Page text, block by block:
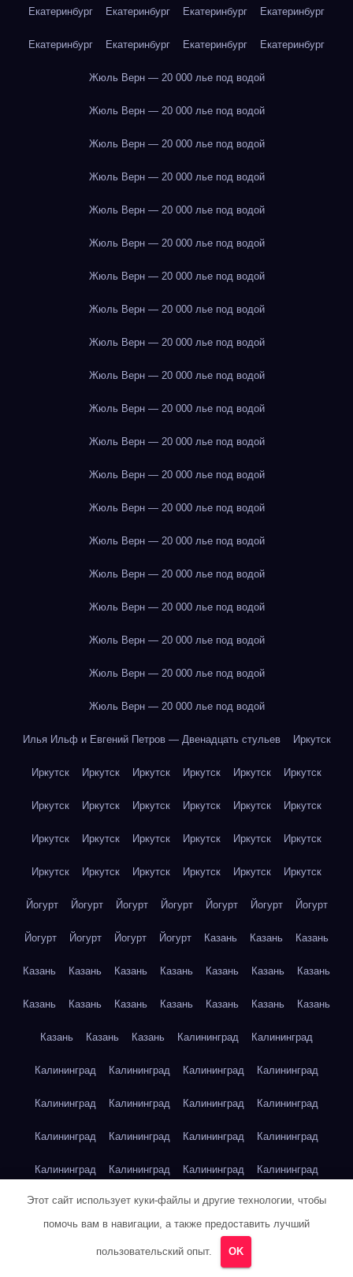
Екатеринбург Екатеринбург Екатеринбург Екатеринбург
Екатеринбург Екатеринбург Екатеринбург Екатеринбург
Жюль Верн — 20 000 лье под водой
Жюль Верн — 20 000 лье под водой
Жюль Верн — 20 000 лье под водой
Жюль Верн — 20 000 лье под водой
Жюль Верн — 20 000 лье под водой
Жюль Верн — 20 000 лье под водой
Жюль Верн — 20 000 лье под водой
Жюль Верн — 20 000 лье под водой
Жюль Верн — 20 000 лье под водой
Жюль Верн — 20 000 лье под водой
Жюль Верн — 20 000 лье под водой
Жюль Верн — 20 000 лье под водой
Жюль Верн — 20 000 лье под водой
Жюль Верн — 20 000 лье под водой
Жюль Верн — 20 000 лье под водой
Жюль Верн — 20 000 лье под водой
Жюль Верн — 20 000 лье под водой
Жюль Верн — 20 000 лье под водой
Жюль Верн — 20 000 лье под водой
Жюль Верн — 20 000 лье под водой
Илья Ильф и Евгений Петров — Двенадцать стульев Иркутск
Иркутск Иркутск Иркутск Иркутск Иркутск Иркутск
Иркутск Иркутск Иркутск Иркутск Иркутск Иркутск
Иркутск Иркутск Иркутск Иркутск Иркутск Иркутск
Иркутск Иркутск Иркутск Иркутск Иркутск Иркутск
Йогурт Йогурт Йогурт Йогурт Йогурт Йогурт Йогурт
Йогурт Йогурт Йогурт Йогурт Казань Казань Казань
Казань Казань Казань Казань Казань Казань Казань
Казань Казань Казань Казань Казань Казань Казань
Казань Казань Казань Калининград Калининград
Калининград Калининград Калининград Калининград
Калининград Калининград Калининград Калининград
Калининград Калининград Калининград Калининград
Калининград Калининград Калининград Калининград
Калининград Калининград Калининград Калининград
Капуста Капуста
Картофель
Этот сайт использует куки-файлы и другие технологии, чтобы
помочь вам в навигации, а также предоставить лучший
пользовательский опыт. OK